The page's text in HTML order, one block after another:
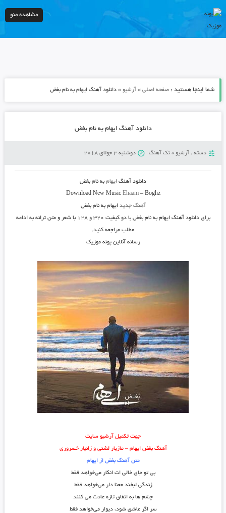
مشاهده منو
شما اینجا هستید : صفحه اصلی» آرشیو » دانلود آهنگ ایهام به نام بغض
دانلود آهنگ ایهام به نام بغض
دسته : آرشیو » تک آهنگ دوشنبه 2 جولای 2018
دانلود آهنگ ایهامبه نام بغض
Download New Music Ehaam– Boghz
آهنگ جدید ایهام به نام بغض
برای دانلود آهنگ ایهام به نام بغض با دو کیفیت ۳۲۰ و ۱۲۸ با شعر و متن ترانه به ادامه
مطلب مراجعه کنید.
رسانه آنلاین پونه موزیک
جهت تکمیل آرشیو سایت
آهنگ بغض ایهام – مازیار لشنی و زانیار خسروری
متن آهنگ بغض از ایهام
بی تو جای خالی ات انکار می‌خواهد فقط
زندگی لبخند معنا دار می‌خواهد فقط
چشم ها به اتفاق تازه عادت می کنند
سر اگر عاشق شود، دیوار می‌خواهد فقط